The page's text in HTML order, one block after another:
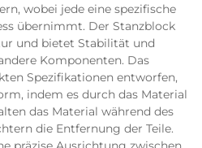
wobei jede eine spezifische
übernimmt. Der Stanzblock
und bietet Stabilität und
Komponenten. Das
Spezifikationen entworfen,
indem es durch das Material
das Material während des
die Entfernung der Teile.